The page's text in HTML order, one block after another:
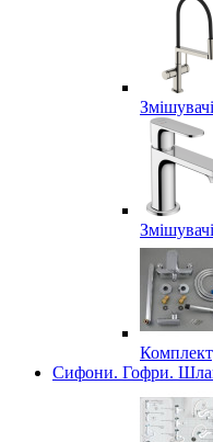
Сифони. Гофри.